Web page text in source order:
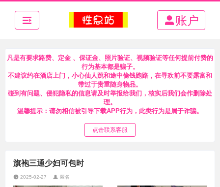
账户
凡是有要求路费、定金 、保证金、照片验证、视频验证等任何提前付费的
行为基本都是骗子。
不建议约在酒店上门，小心仙人跳和途中偷钱跑路，在寻欢前不要露富和
带过于贵重随身物品。
碰到有问题、侵犯隐私的信息请及时举报给我们，核实后我们会作删除处
理。
温馨提示：请勿相信被引导下载APP行为，此类行为是属于诈骗。
点击联系客服
旗袍三通少妇可包时
2025-02-27 匿名